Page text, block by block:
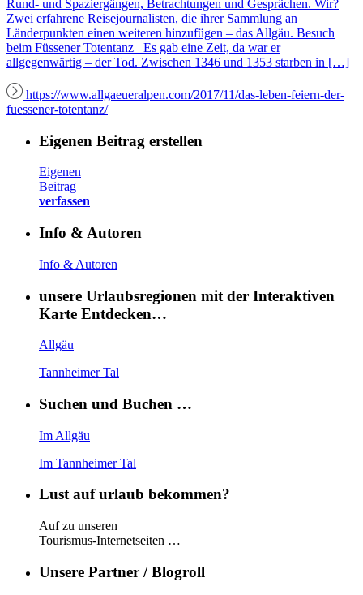
Rund- und Spaziergängen, Betrachtungen und Gesprächen. Wir?
Zwei erfahrene Reisejournalisten, die ihrer Sammlung an
Länderpunkten einen weiteren hinzufügen – das Allgäu. Besuch
beim Füssener Totentanz Es gab eine Zeit, da war er
allgegenwärtig – der Tod. Zwischen 1346 und 1353 starben in […]
https://www.allgaeueralpen.com/2017/11/das-leben-feiern-der-
fuessener-totentanz/
Eigenen Beitrag erstellen
Eigenen
Beitrag
verfassen
Info & Autoren
Info & Autoren
unsere Urlaubsregionen mit der Interaktiven
Karte Entdecken…
Allgäu
Tannheimer Tal
Suchen und Buchen …
Im Allgäu
Im Tannheimer Tal
Lust auf urlaub bekommen?
Auf zu unseren
Tourismus-Internetseiten …
Unsere Partner / Blogroll